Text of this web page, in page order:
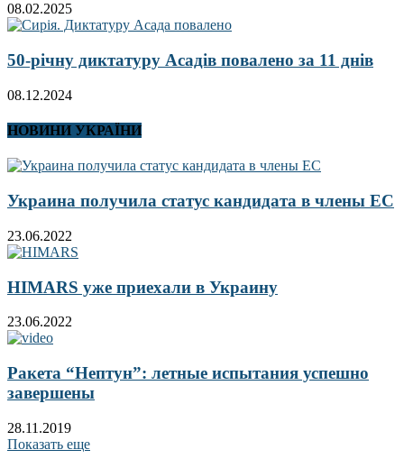
08.02.2025
50-річну диктатуру Асадів повалено за 11 днів
08.12.2024
НОВИНИ УКРАЇНИ
Украина получила статус кандидата в члены ЕС
23.06.2022
HIMARS уже приехали в Украину
23.06.2022
Ракета “Нептун”: летные испытания успешно
завершены
28.11.2019
Показать еще